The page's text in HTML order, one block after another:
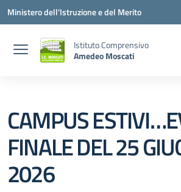
Vai ai contenuti
Vai al menu di navigazione
Vai al footer
Ministero dell'Istruzione e del Merito
Istituto Comprensivo
Amedeo Moscati
CAMPUS
FINALE DEL 25
2026